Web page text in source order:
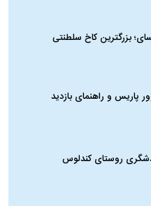
بزرگترین کاخ سلطنتی
پاریس و راهنمای بازدید
روستای کندلوس